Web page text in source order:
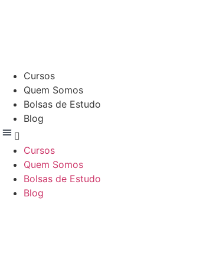
Cursos
Quem Somos
Bolsas de Estudo
Blog
Cursos
Quem Somos
Bolsas de Estudo
Blog